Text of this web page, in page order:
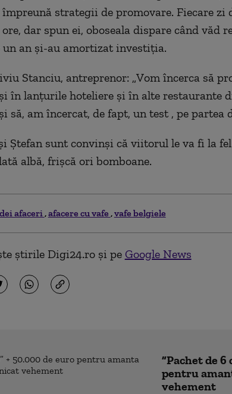
împreună strategii de promovare. Fiecare zi
dar spun ei, oboseala dispare când văd
an şi-au amortizat investiţia.
Stanciu, antreprenor: „Vom încerca să
în lanțurile hoteliere și în alte restaurante
să, am încercat, de fapt, un test , pe partea
Ştefan sunt convinşi că viitorul le va fi la
albă, frişcă ori bomboane.
afaceri afacere cu vafe vafe belgiele
știrile Digi24.ro și pe Google News
”Pachet de 6
pentru
vehement